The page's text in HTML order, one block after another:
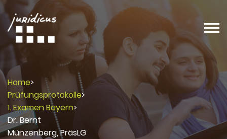
Home>
Prüfungsprotokolle>
1. Examen Bayern>
Dr. Bernt
Münzenberg, PräsLG